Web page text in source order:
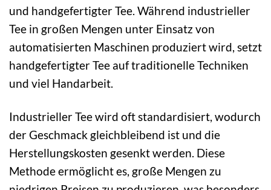
und handgefertigter Tee. Während industrieller
Tee in großen Mengen unter Einsatz von
automatisierten Maschinen produziert wird, setzt
handgefertigter Tee auf traditionelle Techniken
und viel Handarbeit.
Industrieller Tee wird oft standardisiert, wodurch
der Geschmack gleichbleibend ist und die
Herstellungskosten gesenkt werden. Diese
Methode ermöglicht es, große Mengen zu